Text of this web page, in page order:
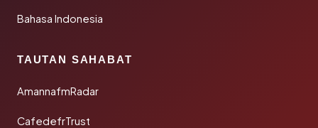
Bahasa Indonesia
TAUTAN SAHABAT
AmannafmRadar
CafedefrTrust